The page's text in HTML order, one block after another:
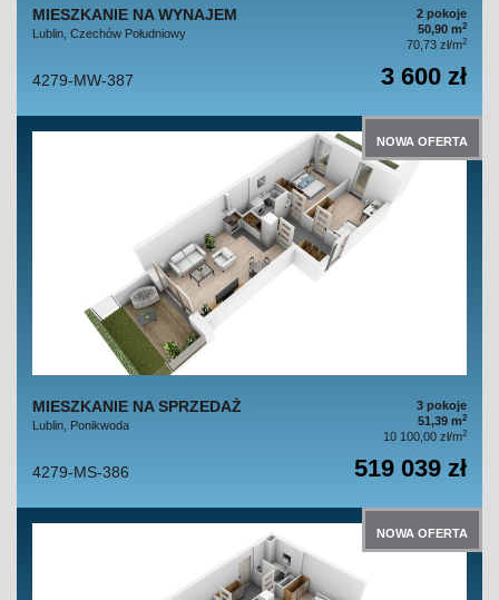
MIESZKANIE NA WYNAJEM
Lublin, Czechów Południowy
2 pokoje
50,90 m2
70,73 zł/m2
4279-MW-387 3 600 zł
NOWA OFERTA
MIESZKANIE NA SPRZEDAŻ
Lublin, Ponikwoda
3 pokoje
51,39 m2
10 100,00 zł/m2
4279-MS-386 519 039 zł
NOWA OFERTA